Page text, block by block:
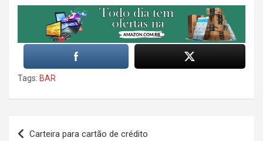
Tags: BAR
Post
Carteira para cartão de crédito